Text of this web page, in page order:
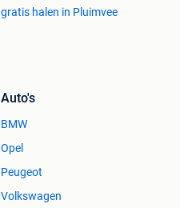
gratis halen in Pluimvee
Auto's
BMW
Opel
Peugeot
Volkswagen